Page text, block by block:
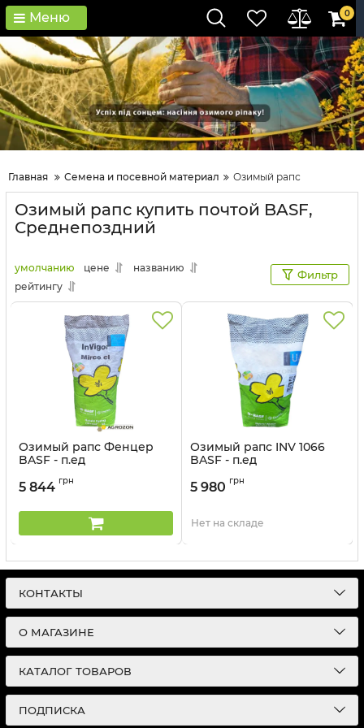
Меню 0
Главная Семена и посевной материал Озимый рапс
Озимый рапс купить почтой BASF,
Среднепоздний
умолчанию цене
названию
рейтингу
Фильтр
Озимый рапс Фенцер
BASF - п.ед
5 844 грн
Озимый рапс INV 1066
BASF - п.ед
5 980 грн
Нет на складе
КОНТАКТЫ
О МАГАЗИНЕ
КАТАЛОГ ТОВАРОВ
ПОДПИСКА